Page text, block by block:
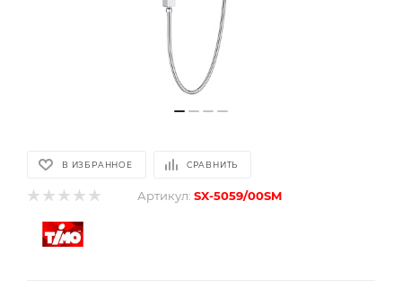
В ИЗБРАННОЕ СРАВНИТЬ
Артикул: SX-5059/00SM